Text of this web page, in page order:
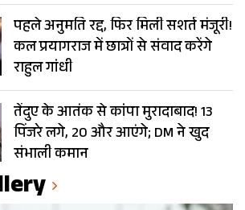
पहले अनुमति रद्द, फिर मिली सशर्त मंजूरी!
कल प्रयागराज में छात्रों से संवाद करेंगे
राहुल गांधी
तेंदुए के आतंक से कांपा मुरादाबाद! 13
पिंजरे लगे, 20 और आएंगे; DM ने खुद
संभाली कमान